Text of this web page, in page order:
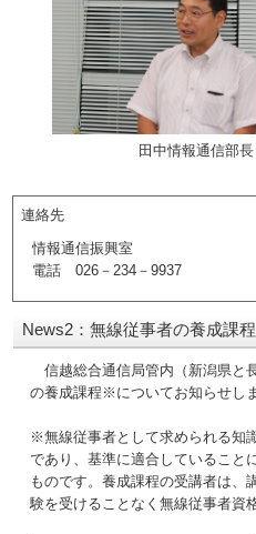
田中情報通信部長
連絡先
情報通信振興室
電話 026－234－9937
News2：無線従事者の養成課
信越総合通信局管内（新潟県と
の養成課程※についてお知らせしま
※無線従事者として求められる知
であり、基準に適合していること
ものです。養成課程の受講者は、
験を受けることなく無線従事者資